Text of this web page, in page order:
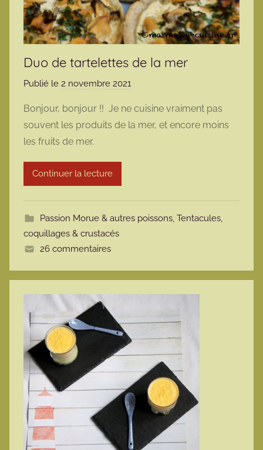
Duo de tartelettes de la mer
Publié le 2 novembre 2021
m
t
Bonjour, bonjour !! Je ne cuisine vraiment pas
souvent les produits de la mer, et encore moins
les fruits de mer.
Continuer la lecture
Passion Morue & autres poissons, Tentacules,
coquillages & crustacés
26 commentaires